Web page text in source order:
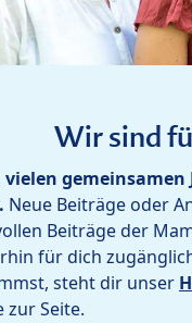
Wir sind
vielen
Neue Beiträge oder
Beiträge der
für dich
steht dir unser
zur Seite.